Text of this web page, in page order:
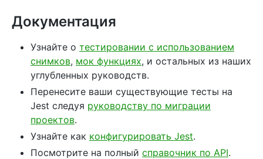
Документация
Узнайте о тестировании с использованием
снимков, мок функциях, и остальных из наших
углубленных руководств.
Перенесите ваши существующие тесты на
Jest следуя руководству по миграции
проектов.
Узнайте как конфигурировать Jest.
Посмотрите на полный справочник по API.